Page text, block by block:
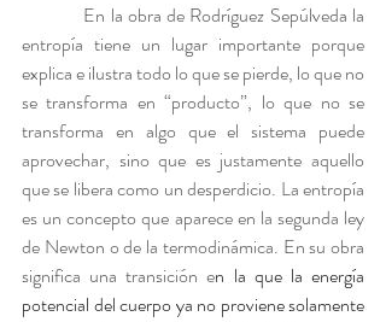
En la obra de Rodríguez Sepúlveda la
entropía tiene un lugar importante porque
explica e ilustra todo lo que se pierde, lo que no
se transforma en “producto”, lo que no se
transforma en algo que el sistema puede
aprovechar, sino que es justamente aquello
que se libera como un desperdicio. La entropía
es un concepto que aparece en la segunda ley
de Newton o de la termodinámica. En su obra
significa una transición en la que la energía
potencial del cuerpo ya no proviene solamente